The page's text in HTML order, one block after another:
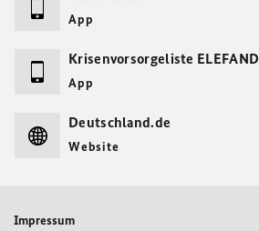
App
Krisenvorsorgeliste ELEFAND
App
Deutschland.de
Website
Impressum